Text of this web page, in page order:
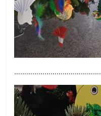
…………………………………….